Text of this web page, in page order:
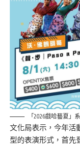
「2026戲哈藝夏」
文化局表示，今年活
型的表演形式，首先